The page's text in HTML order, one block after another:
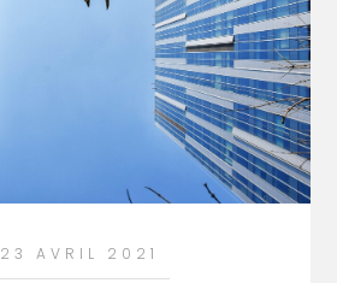
23 AVRIL 2021